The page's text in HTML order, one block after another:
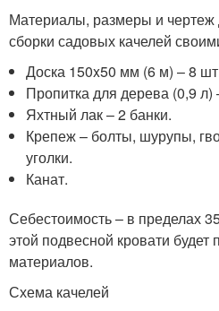
Материалы, размеры и чертеж
сборки садовых качелей
Доска 150x50 мм (6 м) – 8
Пропитка для дерева (0,9 л)
Яхтный лак – 2 банки.
Крепеж – болты, шурупы,
уголки.
Канат.
Себестоимость – в пределах
этой подвесной кровати
материалов.
Схема качелей